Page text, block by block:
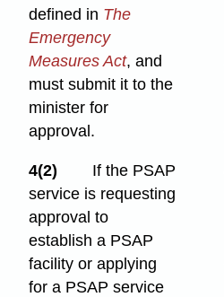
defined in The
Emergency
Measures Act, and
must submit it to the
minister for
approval.
4(2)
If the PSAP
service is requesting
approval to
establish a PSAP
facility or applying
for a PSAP service